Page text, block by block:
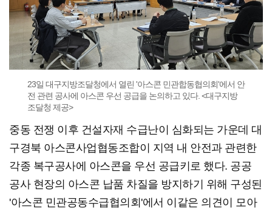
23일 대구지방조달청에서 열린 '아스콘 민관합동협의회'에서 안
전 관련 공사에 아스콘 우선 공급을 논의하고 있다. <대구지방
조달청 제공>
중동 전쟁 이후 건설자재 수급난이 심화되는 가운데 대
구경북 아스콘사업협동조합이 지역 내 안전과 관련한
각종 복구공사에 아스콘을 우선 공급키로 했다. 공공
공사 현장의 아스콘 납품 차질을 방지하기 위해 구성된
'아스콘 민관공동수급협의회'에서 이같은 의견이 모아